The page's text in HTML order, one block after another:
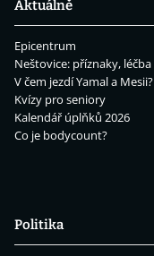
Aktuálně
Epicentrum
Neštovice: příznaky, léčba
V čem jezdí Yamal a Mesii?
Kvízy pro seniory
Kalendář úplňků 2026
Co je bodycount?
Politika